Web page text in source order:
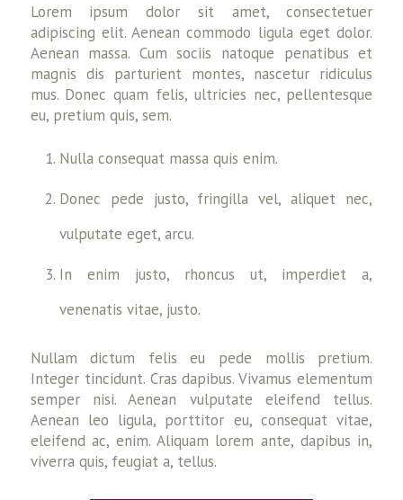
Lorem ipsum dolor sit amet, consectetuer
adipiscing elit. Aenean commodo ligula eget dolor.
Aenean massa. Cum sociis natoque penatibus et
magnis dis parturient montes, nascetur ridiculus
mus. Donec quam felis, ultricies nec, pellentesque
eu, pretium quis, sem.
Nulla consequat massa quis enim.
Donec pede justo, fringilla vel, aliquet nec,
vulputate eget, arcu.
In enim justo, rhoncus ut, imperdiet a,
venenatis vitae, justo.
Nullam dictum felis eu pede mollis pretium.
Integer tincidunt. Cras dapibus. Vivamus elementum
semper nisi. Aenean vulputate eleifend tellus.
Aenean leo ligula, porttitor eu, consequat vitae,
eleifend ac, enim. Aliquam lorem ante, dapibus in,
viverra quis, feugiat a, tellus.